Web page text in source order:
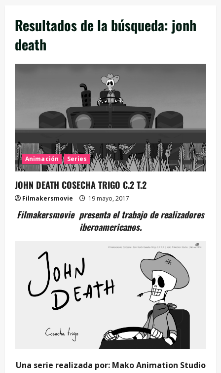
Resultados de la búsqueda: jonh
death
Animación Series
JOHN DEATH COSECHA TRIGO C.2 T.2
Filmakersmovie 19 mayo, 2017
Filmakersmovie presenta el trabajo de realizadores
iberoamericanos.
Una serie realizada por: Mako Animation Studio